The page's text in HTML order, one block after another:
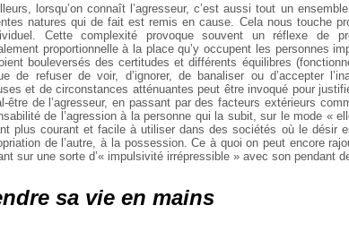
lorsqu’on connaît l’agresseur, c’est aussi tout un
natures qui de fait est remis en cause. Cela nous touche
Cette complexité provoque souvent un réflexe de
proportionnelle à la place qu’y occupent les personnes
bouleversés des certitudes et différents équilibres
de refuser de voir, d’ignorer, de banaliser ou d’accepter
et decirconstances atténuantes peut être invoqué pour
être de l’agresseur, en passant par des facteurs extérieurs
de l’agression à la personne qui la subit, sur le mode «
plus courant et facile à utiliser dans des sociétés où le désir
de l’autre, à la possession. Ce à quoi on peut encore
sur une sorte d’« impulsivité irrépressible » avec son pendant
sa vie en mains